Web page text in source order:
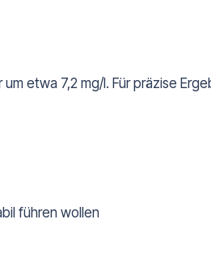
etwa 7,2 mg/l. Für präzise
führen wollen